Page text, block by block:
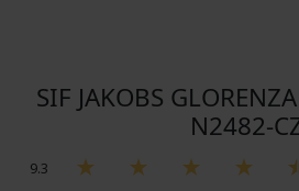
SIF JAKOBS
N2482-
9.3